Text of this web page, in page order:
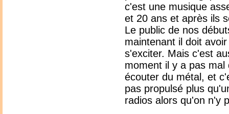
c'est une musique
et 20 ans et après ils
Le public de nos
maintenant il doit
s'exciter. Mais c'est
moment il y a pas
écouter du métal, et
pas propulsé plus
radios alors qu'on n'y